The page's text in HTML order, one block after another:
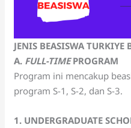
JENIS BEASISWA TURKIYE
A. FULL-TIMEPROGRAM
Program ini mencakup
program S-1, S-2, dan S-3.
1. UNDERGRADUATE